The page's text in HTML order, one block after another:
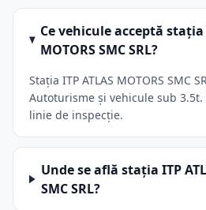
Ce vehicule acceptă stația
MOTORS SMC SRL?
Stația ITP ATLAS MOTORS SMC
Autoturisme și vehicule sub 3.5t.
linie de inspecție.
Unde se află stația ITP
SMC SRL?